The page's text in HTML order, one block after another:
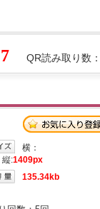
QR読み取り数：
横：
縦:1409px
135.34kb